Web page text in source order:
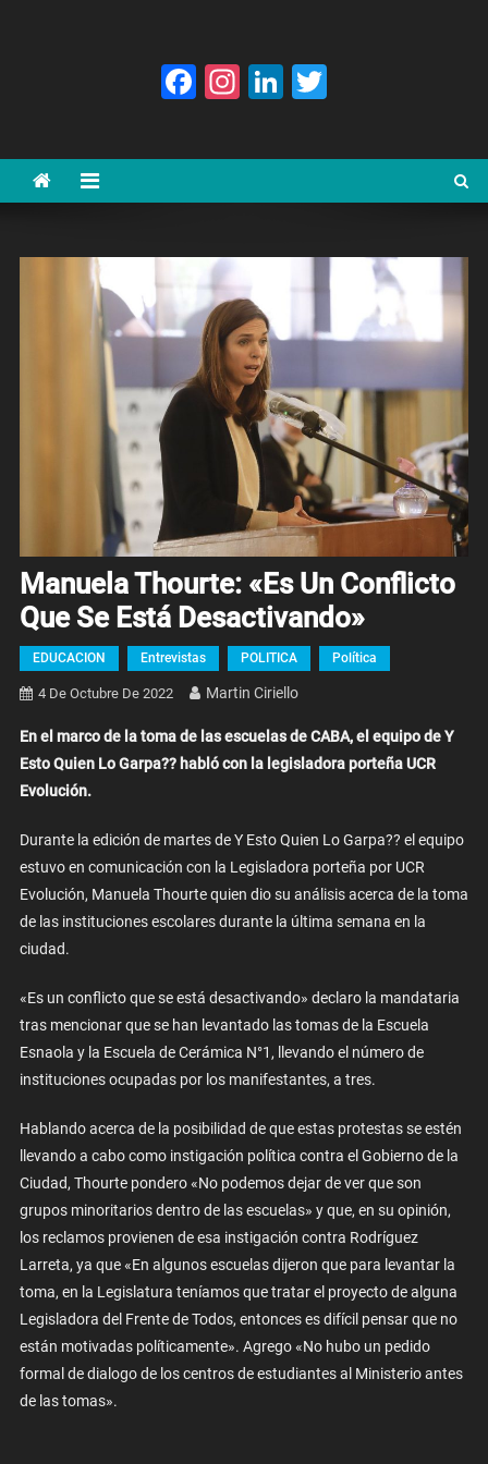
Facebook
Instagram
LinkedIn
Manuela Thourte: «Es Un Conflicto
Que Se Está Desactivando»
EDUCACION Entrevistas POLITICA Política
4 De Octubre De 2022 Martin Ciriello
En el marco de la toma de las escuelas de CABA, el equipo de Y
Esto Quien Lo Garpa?? habló con la legisladora porteña UCR
Evolución.
Durante la edición de martes de Y Esto Quien Lo Garpa?? el equipo
estuvo en comunicación con la Legisladora porteña por UCR
Evolución, Manuela Thourte quien dio su análisis acerca de la toma
de las instituciones escolares durante la última semana en la
ciudad.
«Es un conflicto que se está desactivando» declaro la mandataria
tras mencionar que se han levantado las tomas de la Escuela
Esnaola y la Escuela de Cerámica N°1, llevando el número de
instituciones ocupadas por los manifestantes, a tres.
Hablando acerca de la posibilidad de que estas protestas se estén
llevando a cabo como instigación política contra el Gobierno de la
Ciudad, Thourte pondero «No podemos dejar de ver que son
grupos minoritarios dentro de las escuelas» y que, en su opinión,
los reclamos provienen de esa instigación contra Rodríguez
Larreta, ya que «En algunos escuelas dijeron que para levantar la
toma, en la Legislatura teníamos que tratar el proyecto de alguna
Legisladora del Frente de Todos, entonces es difícil pensar que no
están motivadas políticamente». Agrego «No hubo un pedido
formal de dialogo de los centros de estudiantes al Ministerio antes
de las tomas».